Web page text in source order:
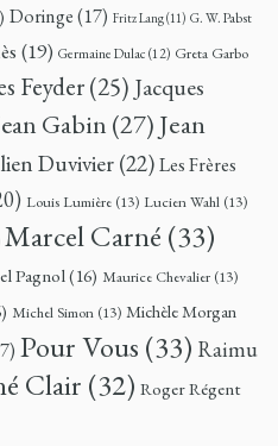
Doringe(17) Fritz Lang(11) G. W. Pabst
(19) Germaine Dulac (12) Greta Garbo
Feyder(25) Jacques
Gabin (27) Jean
Duvivier(22)Les Frères
Louis Lumière (13) Lucien Wahl (13)
Marcel Carné (33)
Pagnol(16) Maurice Chevalier (13)
Michel Simon (13) Michèle Morgan
Pour Vous (33) Raimu
Clair (32) Roger Régent